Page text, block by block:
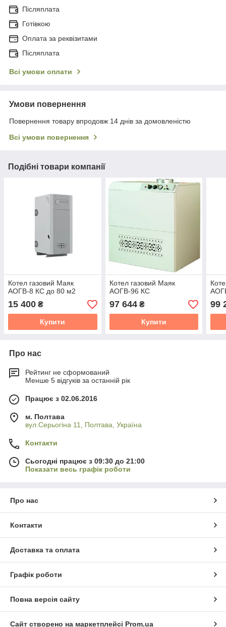
Післяплата
Готівкою
Оплата за реквізитами
Післяплата
Всі умови оплати
Умови повернення
Повернення товару впродовж 14 днів за домовленістю
Всі умови повернення
Подібні товари компанії
Котел газовий Маяк
АОГВ-8 КС до 80 м2
15 400 ₴
Купити
Котел газовий Маяк
АОГВ-96 КС
97 644₴
Купити
99
Про нас
Рейтинг не сформований
Менше 5 відгуків за останній рік
Працює з 02.06.2016
м. Полтава
вул.Серьогіна 11, Полтава, Україна
Контакти
Сьогодні працює з 09:30 до 21:00
Показати весь графік роботи
Про нас
Контакти
Доставка та оплата
Графік роботи
Повна версія сайту
Сайт створено на маркетплейсі Prom.ua